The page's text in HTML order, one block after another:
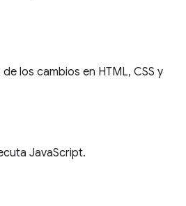
los cambios en HTML, CSS y
JavaScript.